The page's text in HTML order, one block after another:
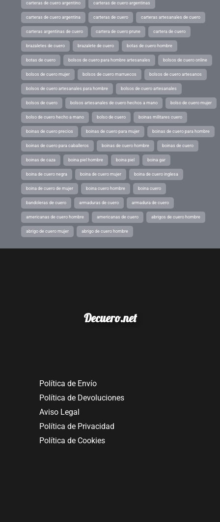
carteras de cuero argentino carteras de cuero argentinas
carteras de cuero argentina carteras de cuero carteras artesanales de cuero
carteras argentinas de cuero cartera de cuero prune cartera de cuero
brazaletes de cuero brazalete de cuero botas de cuero hombre
botas de cuero bolsos de cuero para hombre artesanales bolsos de cuero online
bolsos de cuero mujer bolsos de cuero marruecos bolsos de cuero artesanos
bolsos de cuero artesanales para hombre bolsos de cuero artesanales
bolsos de cuero bolsos artesanales de cuero hechos a mano bolso de cuero mujer
bolso de cuero hecho a mano bolso de cuero boinas militares cuero
boinas de cuero precios boinas de cuero para mujer boinas de cuero para hombre
boinas de cuero para caballeros boinas de cuero hombre boinas de cuero
boinas de caza boina piel hombre boina piel boina gar
boina de cuero negra boina de cuero mujer boina de cuero inglesa
boina de cuero de mujer boina cuero hombre boina cuero
bandoleras de cuero armaduras de cuero armadura de cuero
americanas de cuero hombre americanas de cuero abrigos de cuero hombre
abrigo de cuero mujer abrigo de cuero hombre
Decuero.net
Política de Envío
Política de Devoluciones
Aviso Legal
Política de Privacidad
Política de Cookies